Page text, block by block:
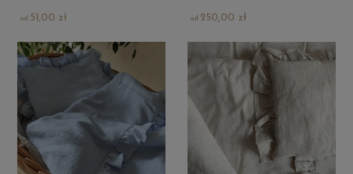
51,00 zł 250,00 zł